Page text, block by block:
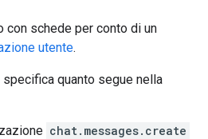
con schede per conto di un
utente.
quanto segue nella
chat.messages.create